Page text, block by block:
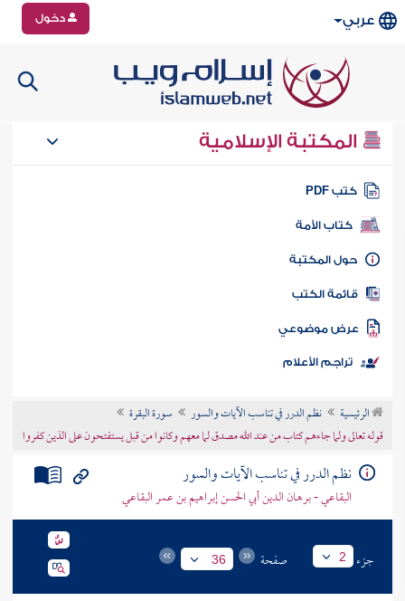
عربي دخول
المكتبة الإسلامية
كتب PDF
كتاب الأمة
المكتبة
الكتب
موضوعي
تراجم الأعلام
الرئيسية نظم الدرر في تناسب الآيات والسور
سورة البقرة
قوله تعالى ولما جاءهم كتاب من عند الله مصدق لما معهم وكانوا من قبل يستفتحون على الذين كفروا
نظم الدرر في تناسب الآيات والسور
البقاعي - برهان الدين أبي الحسن إبراهيم بن عمر البقاعي
جزء 2 صفحة 36